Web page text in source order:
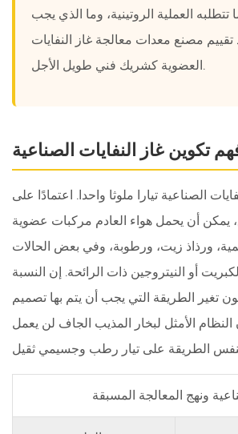
سلوك
الأداء
خلال
حيث
ينشأ
غاز
النفايات
الصناعية
5
مطابقة
تكنولوجيا
المعالجة
للصناعة
تتطلبه العملية الروتينية، وما الذي يجب
مصنع معدات معالجة غاز النفايات
العضوية كشريك فني طويل الأجل.
تكوين غاز النفايات الصناعية
الصناعية تيارا ملوثا واحدا. اعتمادًا على
يمكن أن يحمل هواء العادم مركبات عضوية
ورذاذ زيت، ورطوبة، وفي بعض الحالات
أو النيتروجين ذات الرائحة. إن النسبة
تغير الطريقة التي يجب أن يتم بها تصميم
الأمثل لبخار المذيب الجاف لن يعمل
ونهج المعالجة المسبقة